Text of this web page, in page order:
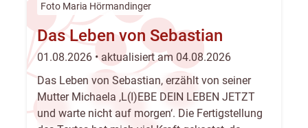
Foto Maria Hörmandinger
Das Leben von Sebastian
01.08.2026 • aktualisiert am 04.08.2026
Das Leben von Sebastian, erzählt von seiner
Mutter Michaela ‚L(I)EBE DEIN LEBEN JETZT
und warte nicht auf morgen‘. Die Fertigstellung